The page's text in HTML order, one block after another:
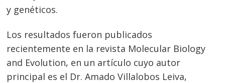
y genéticos.
Los resultados fueron publicados
recientemente en la revista Molecular Biology
and Evolution, en un artículo cuyo autor
principal es el Dr. Amado Villalobos Leiva,